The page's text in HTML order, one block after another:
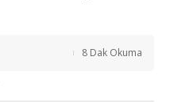
8 Dak Okuma